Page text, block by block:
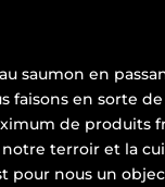
saumon en
faisons en sorte de
de produits
notre terroir et la
pour nous un